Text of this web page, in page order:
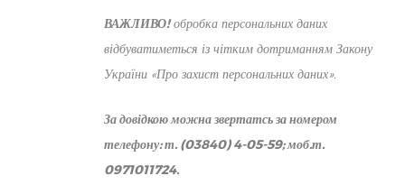
ВАЖЛИВО!обробка персональних даних
відбуватиметься із чітким дотриманням Закону
України «Про захист персональних даних».
За довідкою можна звертатсь за номером
телефону: т. (03840) 4-05-59; моб.т.
0971011724.